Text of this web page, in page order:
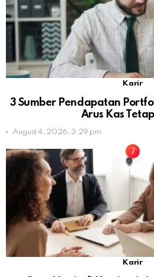
Karir
3 Sumber Pendapatan
Arus Kas
August 4, 2026, 3:29 pm
Karir